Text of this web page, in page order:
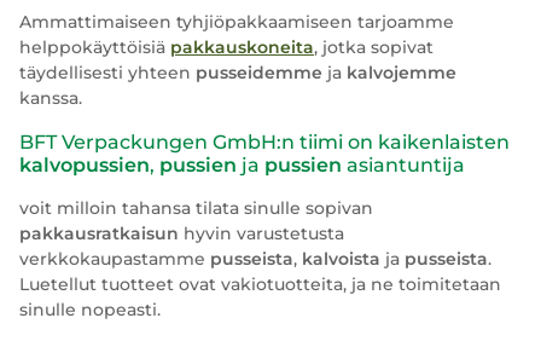
Ammattimaiseen tyhjiöpakkaamiseen tarjoamme
helppokäyttöisiä pakkauskoneita, jotka sopivat
täydellisesti yhteen pusseidemme ja kalvojemme
kanssa.
BFT Verpackungen GmbH:n tiimi on kaikenlaisten
kalvopussien, pussien ja pussien asiantuntija
voit milloin tahansa tilata sinulle sopivan
pakkausratkaisun hyvin varustetusta
verkkokaupastamme pusseista, kalvoista ja pusseista.
Luetellut tuotteet ovat vakiotuotteita, ja ne toimitetaan
sinulle nopeasti.